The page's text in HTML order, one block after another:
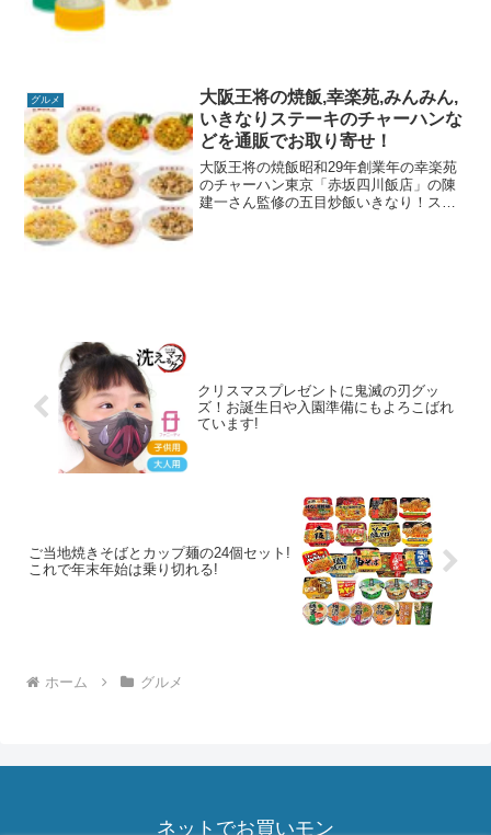
グルメ
大阪王将の焼飯,幸楽苑,みんみん,
いきなりステーキのチャーハンな
どを通販でお取り寄せ！
大阪王将の焼飯昭和29年創業年の幸楽苑
のチャーハン東京「赤坂四川飯店」の陳
建一さん監修の五目炒飯いきなり！ステ
クリスマスプレゼントに鬼滅の刃グッ
ズ！お誕生日や入園準備にもよろこばれ
ています!
ご当地焼きそばとカップ麺の24個セット!
これで年末年始は乗り切れる!
ホーム グルメ
ネットでお買いモン